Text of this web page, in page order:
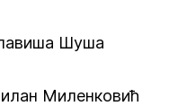
Шуша
Миленковић